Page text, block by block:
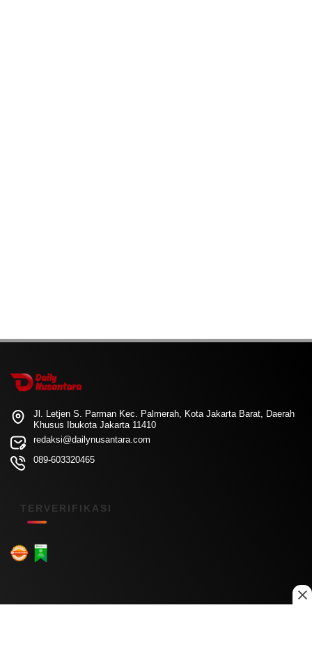
Jl. Letjen S. Parman Kec. Palmerah, Kota Jakarta Barat, Daerah
Khusus Ibukota Jakarta 11410
redaksi@dailynusantara.com
089-603320465
TERVERIFIKASI